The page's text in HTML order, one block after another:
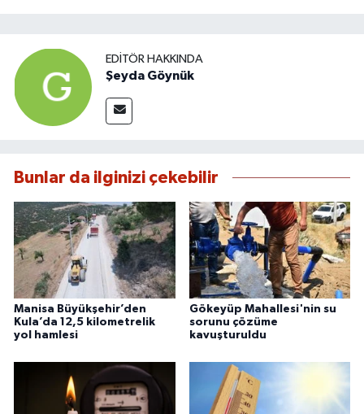
EDITÖR HAKKINDA
Şeyda Göynük
Bunlar da ilginizi çekebilir
Manisa Büyükşehir’den
Kula’da 12,5 kilometrelik
yol hamlesi
Gökeyüp Mahallesi'nin su
sorunu çözüme
kavuşturuldu